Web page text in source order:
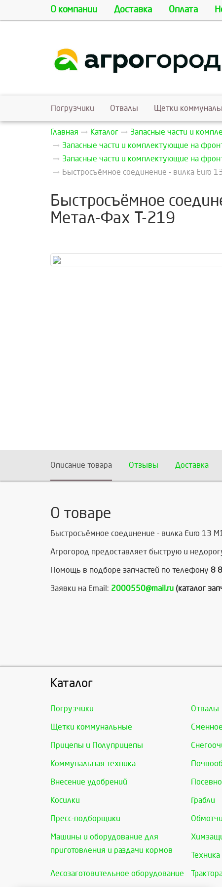
О компании Доставка Оплата
Погрузчики Отвалы Щетки
Главная Каталог Запасные части и
Запасные части и комплектующие на
Запасные части и комплектующие на
Быстросъёмное соединение - вилка Euro
Быстросъёмное
Метал-Фах Т-219
Описание товара Отзывы Доставка
О товаре
Быстросъёмное соединение - вилка Euro 13
Агрогород предоставляет быструю и
Помощь в подборе запчастей по телефону 8
Заявки на Email: 2000550@mail.ru (каталог
Каталог
Погрузчики Отвалы
Щетки коммунальные
Прицепы и Полуприцепы
Коммунальная техника
Внесение удобрений
Косилки Грабли
Пресс-подборщики
Машины и оборудование для
приготовления и раздачи кормов
Лесозаготовительное оборудование